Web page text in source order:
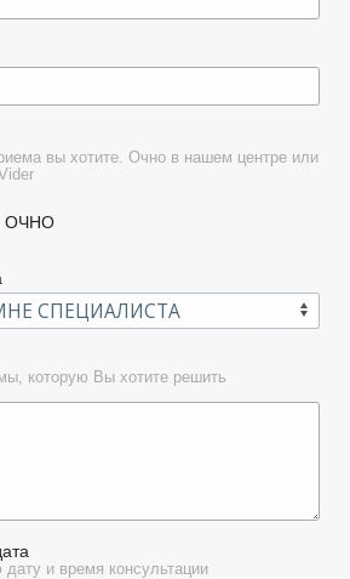
вы хотите. Очно в нашем центре или
ОЧНО
которую Вы хотите решить
и время консультации